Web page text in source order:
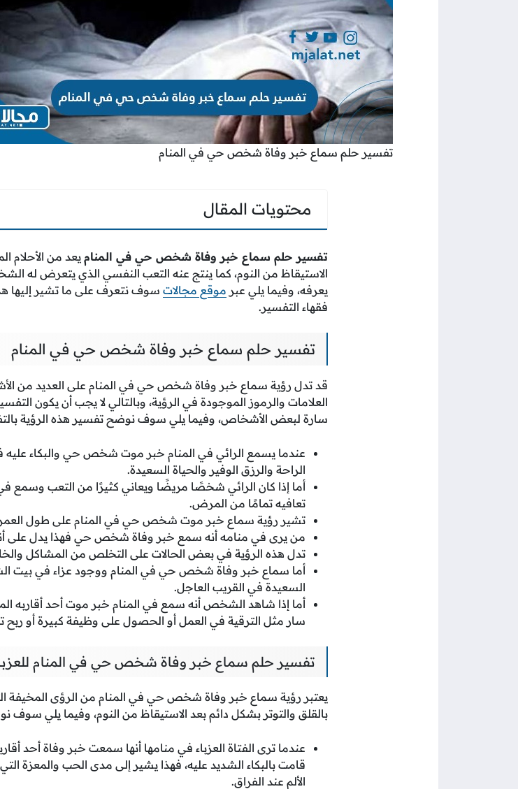
تفسير حلم سماع خبر وفاة شخص حي في المنام
محتويات المقال
تفسير حلم سماع خبر وفاة شخص حي في المنام يعد من الأحلام
الاستيقاظ من النوم، كما ينتج عنه التعب النفسي الذي يتعرض
يعرفه، وفيما يلي عبر موقع مجالات سوف نتعرف على ما تشير إليها
فقهاء التفسير.
تفسير حلم سماع خبر وفاة شخص حي في المنام
قد تدل رؤية سماع خبر وفاة شخص حي في المنام على العديد من
العلامات والرموز الموجودة في الرؤية، وبالتالي لا يجب أن يكون
سارة لبعض الأشخاص، وفيما يلي سوف نوضح تفسير هذه الرؤية
عندما يسمع الرائي في المنام خبر موت شخص حي والبكاء
الراحة والرزق الوفير والحياة السعيدة.
أما إذا كان الرائي شخصًا مريضًا ويعاني كثيرًا من التعب
تعافيه تمامًا من المرض.
تشير رؤية سماع خبر موت شخص حي في المنام على طول
من يرى في منامه أنه سمع خبر وفاة شخص حي فهذا يدل على
تدل هذه الرؤية في بعض الحالات على التخلص من المشاكل
أما سماع خبر وفاة شخص حي في المنام ووجود عزاء في بيت
السعيدة في القريب العاجل.
أما إذا شاهد الشخص أنه سمع في المنام خبر موت أحد أقاربه
سار مثل الترقية في العمل أو الحصول على وظيفة كبيرة أو ربح
تفسير حلم سماع خبر وفاة شخص حي في المنام
يعتبر رؤية سماع خبر وفاة شخص حي في المنام من الرؤى المخيفة
بالقلق والتوتر بشكل دائم بعد الاستيقاظ من النوم، وفيما يلي سوف
عندما ترى الفتاة العزباء في منامها أنها سمعت خبر وفاة أحد
قامت بالبكاء الشديد عليه، فهذا يشير إلى مدى الحب والمعزة
الألم عند الفراق.